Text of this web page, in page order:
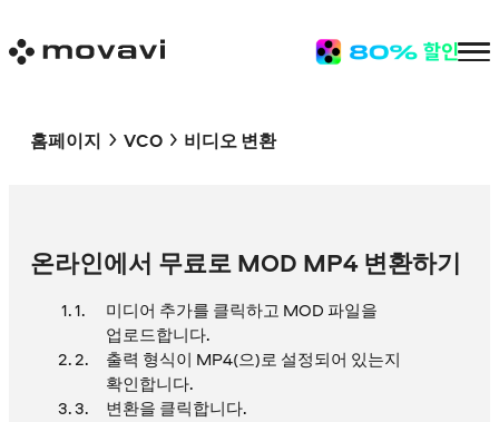
홈페이지 VCO 비디오 변환
온라인에서 무료로 MOD MP4 변환하기
미디어 추가를 클릭하고 MOD 파일을
업로드합니다.
출력 형식이 MP4(으)로 설정되어 있는지
확인합니다.
변환을 클릭합니다.